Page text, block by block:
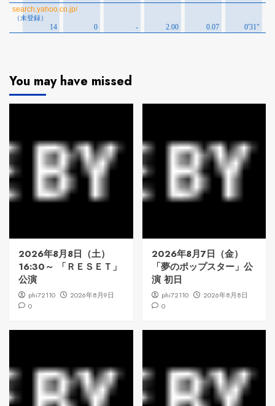
You may have missed
2026年8月8日（土）
16:30～ 「ＲＥＳＥＴ」
公演
phi72110
2026年8月9日
0
2026年8月7日（金）
「夢のポップスター」公
演 初日
phi72110
2026年8月8日
0